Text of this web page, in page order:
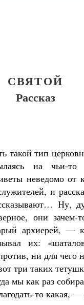
СВЯТОЙ
Рассказ
такой тип
на чьи-то
неведомо от
и
Ну,
они
архиерей, —
их:
ни для чего
три таких
мы как раз
то какая,
найти своё место в жизни
Кирилл Мурышев